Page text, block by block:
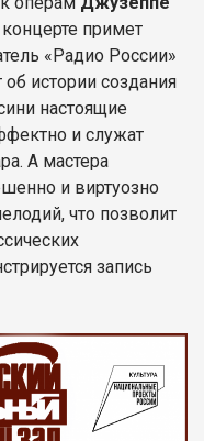
примет
«Радио России»
истории создания
настоящие
и служат
А мастера
и виртуозно
что позволит
запись